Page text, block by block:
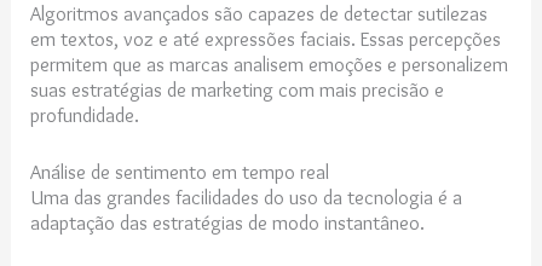
Algoritmos avançados são capazes de detectar sutilezas
em textos, voz e até expressões faciais. Essas percepções
permitem que as marcas analisem emoções e personalizem
suas estratégias de marketing com mais precisão e
profundidade.
Análise de sentimento em tempo real
Uma das grandes facilidades do uso da tecnologia é a
adaptação das estratégias de modo instantâneo.